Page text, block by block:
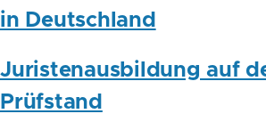
in Deutschland
Juristenausbildung auf
Prüfstand